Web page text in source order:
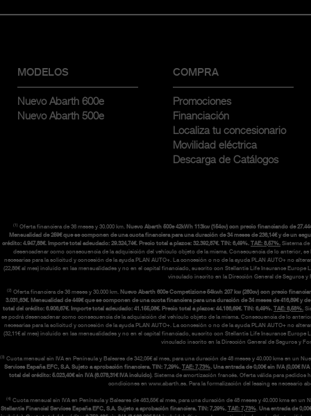
MODELOS
Nuevo Abarth 600e
Nuevo Abarth 500e
COMPRA
Promociones
Financiación
Localiza tu concesionario
Movilidad eléctrica
Descarga de Catálogos
(1) Oferta financiera de 36 meses y 30.000 km. Nuevo Abarth 500e 42kWh 113kw (154cv) con precio financiando de
Mensualidad de 259€ que se componen de una cuota financiera para una duración de 34 meses de 236,14€ y de un
crédito: 4.947,88€. Importe total adeudado: 29.324,74€. Precio total a plazos: 32.392,87€. TIN: 6,49%.
TAE: 8,57%. Sistema
desencadenar como consecuencia de la adquisición del vehículo objeto de la misma. Consecuencia de lo anterior,
necesarias para la solicitud y concesión de la ayuda PLAN AUTO+. La concesión o no de la ayuda PLAN AUTO+ no
(22,86€ al mes) incluido en las mensualidades y no en el capital financiado, suscrito con Stellantis Life Insurance
vinculado inscrito en la Dirección General de Seguros
(2) Oferta financiera de 36 meses y 30.000 km. Nuevo Abarth 600e Competizione 54kwh 207 kw (280cv) con precio
3.031,63€. Mensualidad de 449€ que se componen de una cuota financiera para una duración de 34 meses de 416,89€ y
total del crédito: 6.906,67€. Importe total adeudado: 41.155,06€. Precio total a plazos: 44.186,69€. TIN: 6,49%.
TAE: 8,58%.
se podrá desencadenar como consecuencia de la adquisición del vehículo objeto de la misma. Consecuencia de lo
necesarias para la solicitud y concesión de la ayuda PLAN AUTO+. La concesión o no de la ayuda PLAN AUTO+ no
(32,11€ al mes) incluido en las mensualidades y no en el capital financiado, suscrito con Stellantis Life Insurance
vinculado inscrito en la Dirección General de Seguros y
(3) Cuota mensual sin IVA en Península y Baleares de 342,05€ al mes, para una duración de 48 meses y 40.000 kms en un
Services España EFC, S.A. Sujeto a aprobación financiera. TIN: 7,29%.
TAE: 7,73%. Una entrada de 0,00€ sin IVA (0,00€
total del crédito: 5.023,40€ sin IVA (6.078,31€ IVA incluido). Sistema de amortización francés. Oferta válida para
condiciones en www.abarth.es. Para la formalización del leasing es necesario
(4)Cuota mensual sin IVA en Península y Baleares de 463,55€ al mes, para una duración de 48 meses y 40.000 kms en un
Stellantis Financial Services España EFC, S.A. Sujeto a aprobación financiera. TIN: 7,29%.
TAE: 7,73%. Una entrada de